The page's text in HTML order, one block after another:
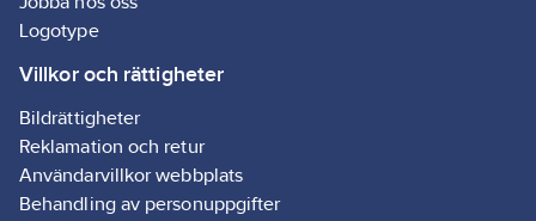
Logotype
Villkor och rättigheter
Bildrättigheter
Reklamation och retur
Användarvillkor webbplats
Behandling av personuppgifter